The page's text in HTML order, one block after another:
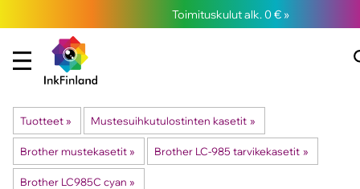
Toimituskulut alk. 0 € »
Tuotteet ‪» Mustesuihkutulostinten kasetit ‪»
Brother mustekasetit ‪» Brother LC-985 tarvikekasetit ‪»
Brother LC985C cyan ‪»